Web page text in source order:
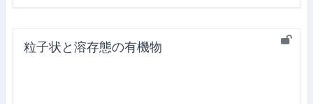
粒子状と溶存態の有機物